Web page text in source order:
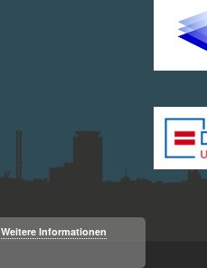
Weitere Informationen